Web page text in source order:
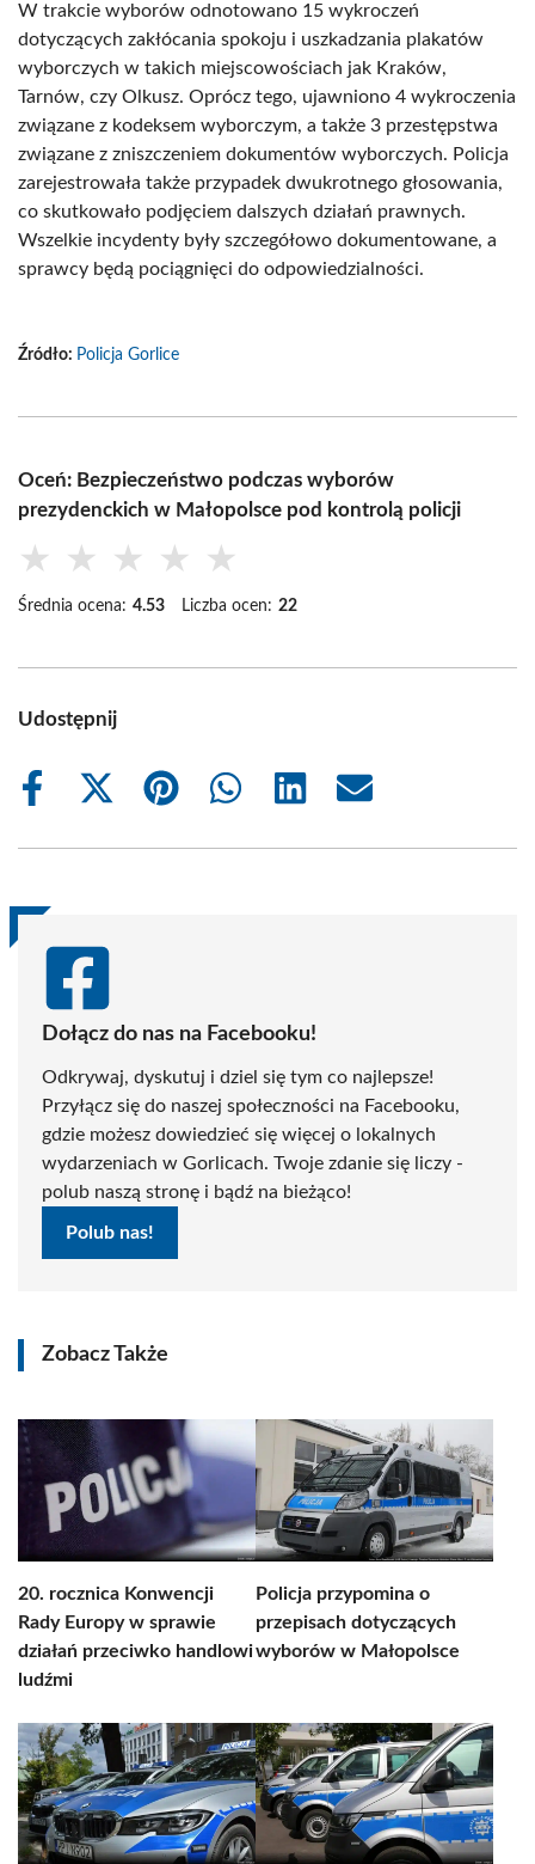
W trakcie wyborów odnotowano 15 wykroczeń
dotyczących zakłócania spokoju i uszkadzania plakatów
wyborczych w takich miejscowościach jak Kraków,
Tarnów, czy Olkusz. Oprócz tego, ujawniono 4 wykroczenia
związane z kodeksem wyborczym, a także 3 przestępstwa
związane z zniszczeniem dokumentów wyborczych. Policja
zarejestrowała także przypadek dwukrotnego głosowania,
co skutkowało podjęciem dalszych działań prawnych.
Wszelkie incydenty były szczegółowo dokumentowane, a
sprawcy będą pociągnięci do odpowiedzialności.
Źródło: Policja Gorlice
Oceń: Bezpieczeństwo podczas wyborów
prezydenckich w Małopolsce pod kontrolą policji
★ ★ ★ ★ ★
Średnia ocena: 4.53 Liczba ocen: 22
Udostępnij
Share
Share
(Twitter)
Share
Share
Share
Share
Dołącz do nas na Facebooku!
Odkrywaj, dyskutuj i dziel się tym co najlepsze!
Przyłącz się do naszej społeczności na Facebooku,
gdzie możesz dowiedzieć się więcej o lokalnych
wydarzeniach w Gorlicach. Twoje zdanie się liczy -
polub naszą stronę i bądź na bieżąco!
Polub nas!
Zobacz Także
20. rocznica Konwencji
Rady Europy w sprawie
działań przeciwko handlowi
ludźmi
Policja przypomina o
przepisach dotyczących
wyborów w Małopolsce